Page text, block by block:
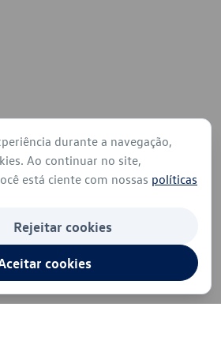
durante a navegação,
Ao continuar no site,
está ciente com nossas políticas
Rejeitar cookies
cookies